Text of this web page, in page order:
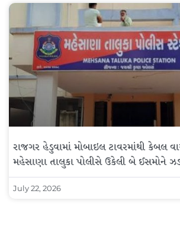
રાજગર હેડુવામાં મોબાઇલ ટાવરમાંથી કેબલ
મહેસાણા તાલુકા પોલીસે ઉકેલી બે ઈસમોને
July 22, 2026